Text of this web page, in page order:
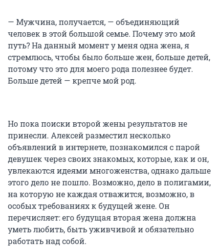
— Мужчина, получается, — объединяющий
человек в этой большой семье. Почему это мой
путь? На данный момент у меня одна жена, я
стремлюсь, чтобы было больше жен, больше детей,
потому что это для моего рода полезнее будет.
Больше детей — крепче мой род.
Но пока поиски второй жены результатов не
принесли. Алексей разместил несколько
объявлений в интернете, познакомился с парой
девушек через своих знакомых, которые, как и он,
увлекаются идеями многоженства, однако дальше
этого дело не пошло. Возможно, дело в полигамии,
на которую не каждая отважится, возможно, в
особых требованиях к будущей жене. Он
перечисляет: его будущая вторая жена должна
уметь любить, быть уживчивой и обязательно
работать над собой.